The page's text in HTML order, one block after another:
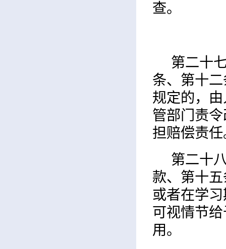
查。
第二十
条、第十
规定的，
管部门责
担赔偿责
第二十
款、第十
或者在学
可视情节
用。